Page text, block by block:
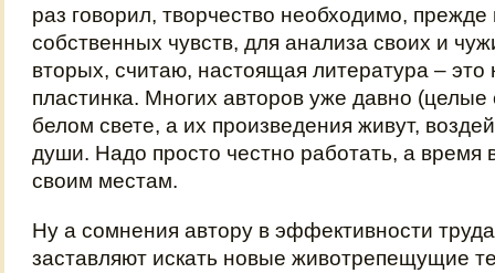
раз говорил, творчество необходимо, прежде
собственных чувств, для анализа своих и
вторых, считаю, настоящая литература – это
пластинка. Многих авторов уже давно (целые
белом свете, а их произведения живут,
души. Надо просто честно работать, а время
своим местам.
Ну а сомнения автору в эффективности
заставляют искать новые животрепещущие